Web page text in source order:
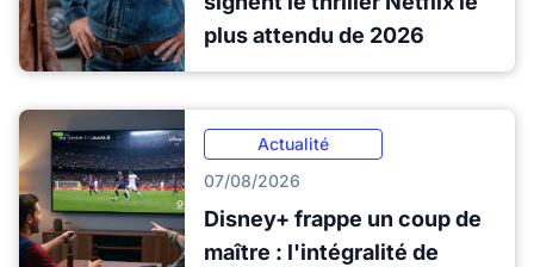
plus attendu de 2026
Actualité
07/08/2026
Disney+ frappe un coup de
maître : l'intégralité de